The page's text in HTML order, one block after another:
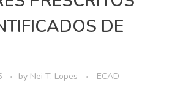
DE
by Nei T. Lopes ECAD